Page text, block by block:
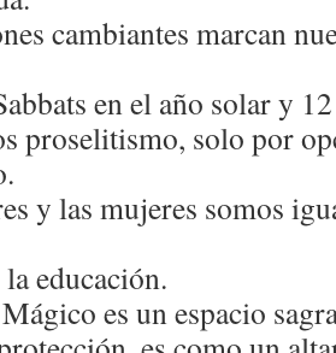
cambiantes marcan
en el año solar y
proselitismo, solo por
y las mujeres somos
educación.
es un espacio